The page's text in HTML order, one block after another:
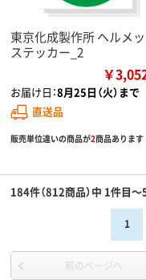
東京化成製作所 ヘルメ
ステッカー_2
￥
お届け日：8月25日（火）まで
直送品
販売単位違いの商品が2商品あります
184件（812商品）中 1件目～
1
前のページへ